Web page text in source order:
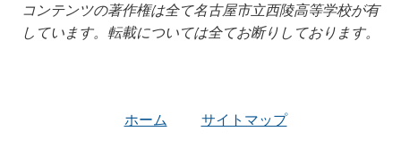
コンテンツの著作権は全て名古屋市立西陵高等学校が有
しています。転載については全てお断りしております。
ホーム サイトマップ